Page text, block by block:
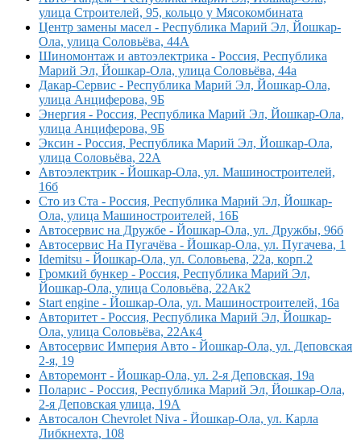
улица Строителей, 95, кольцо у Мясокомбината
Центр замены масел - Республика Марий Эл, Йошкар-
Ола, улица Соловьёва, 44А
Шиномонтаж и автоэлектрика - Россия, Республика
Марий Эл, Йошкар-Ола, улица Соловьёва, 44а
Дакар-Сервис - Республика Марий Эл, Йошкар-Ола,
улица Анциферова, 9Б
Энергия - Россия, Республика Марий Эл, Йошкар-Ола,
улица Анциферова, 9Б
Эксин - Россия, Республика Марий Эл, Йошкар-Ола,
улица Соловьёва, 22А
Автоэлектрик - Йошкар-Ола, ул. Машиностроителей,
16б
Сто из Ста - Россия, Республика Марий Эл, Йошкар-
Ола, улица Машиностроителей, 16Б
Автосервис на Дружбе - Йошкар-Ола, ул. Дружбы, 96б
Автосервис На Пугачёва - Йошкар-Ола, ул. Пугачева, 1
Idemitsu - Йошкар-Ола, ул. Соловьева, 22а, корп.2
Громкий бункер - Россия, Республика Марий Эл,
Йошкар-Ола, улица Соловьёва, 22Ак2
Start engine - Йошкар-Ола, ул. Машиностроителей, 16а
Авторитет - Россия, Республика Марий Эл, Йошкар-
Ола, улица Соловьёва, 22Ак4
Автосервис Империя Авто - Йошкар-Ола, ул. Деповская
2-я, 19
Авторемонт - Йошкар-Ола, ул. 2-я Деповская, 19а
Поларис - Россия, Республика Марий Эл, Йошкар-Ола,
2-я Деповская улица, 19А
Автосалон Chevrolet Niva - Йошкар-Ола, ул. Карла
Либкнехта, 108